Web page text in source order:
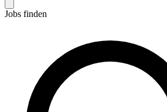
Jobs finden